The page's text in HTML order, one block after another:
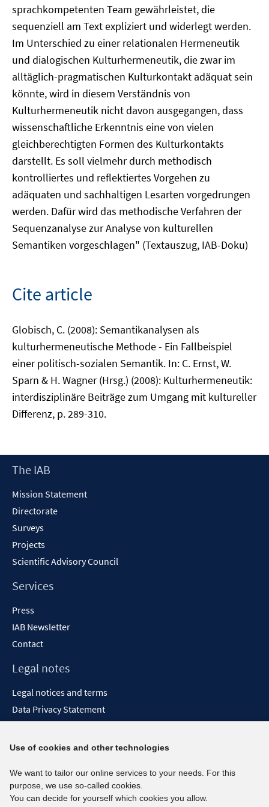
sprachkompetenten Team gewährleistet, die
sequenziell am Text expliziert und widerlegt werden.
Im Unterschied zu einer relationalen Hermeneutik
und dialogischen Kulturhermeneutik, die zwar im
alltäglich-pragmatischen Kulturkontakt adäquat sein
könnte, wird in diesem Verständnis von
Kulturhermeneutik nicht davon ausgegangen, dass
wissenschaftliche Erkenntnis eine von vielen
gleichberechtigten Formen des Kulturkontakts
darstellt. Es soll vielmehr durch methodisch
kontrolliertes und reflektiertes Vorgehen zu
adäquaten und sachhaltigen Lesarten vorgedrungen
werden. Dafür wird das methodische Verfahren der
Sequenzanalyse zur Analyse von kulturellen
Semantiken vorgeschlagen" (Textauszug, IAB-Doku)
Cite article
Globisch, C. (2008): Semantikanalysen als
kulturhermeneutische Methode - Ein Fallbeispiel
einer politisch-sozialen Semantik. In: C. Ernst, W.
Sparn & H. Wagner (Hrsg.) (2008): Kulturhermeneutik:
interdisziplinäre Beiträge zum Umgang mit kultureller
Differenz, p. 289-310.
Footer
The IAB
Mission Statement
Directorate
Surveys
Projects
Scientific Advisory Council
Services
Press
IAB Newsletter
Contact
Legal notes
Legal notices and terms
Data Privacy Statement
Report Accessibility
Social media channels
BlueSky
Use of cookies and other technologies
We want to tailor our online services to your needs. For this
purpose, we use so-called cookies.
You can decide for yourself which cookies you allow.